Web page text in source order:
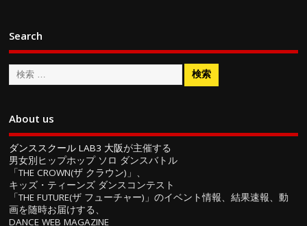
Search
About us
ダンススクール LAB3 大阪が主催する
男女別ヒップホップ ソロ ダンスバトル
「THE CROWN(ザ クラウン)」、
キッズ・ティーンズ ダンスコンテスト
「THE FUTURE(ザ フューチャー)」のイベント情報、結果速報、動
画を随時お届けする、
DANCE WEB MAGAZINE